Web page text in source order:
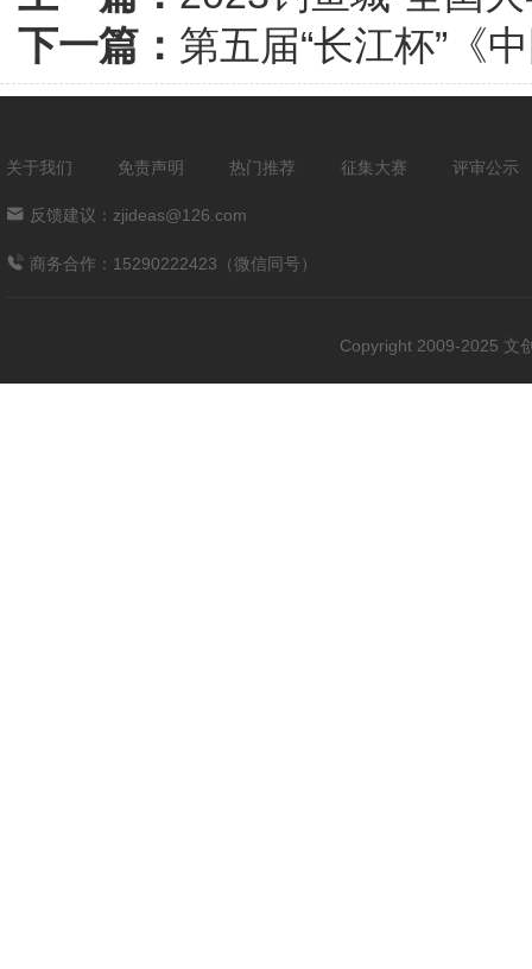
下一篇： 第五届“长江杯”《
关于我们 免责声明 热门推荐 征集大赛 评审公示
反馈建议：zjideas@126.com
商务合作：15290222423（微信同号）
Copyright 2009-2025 文